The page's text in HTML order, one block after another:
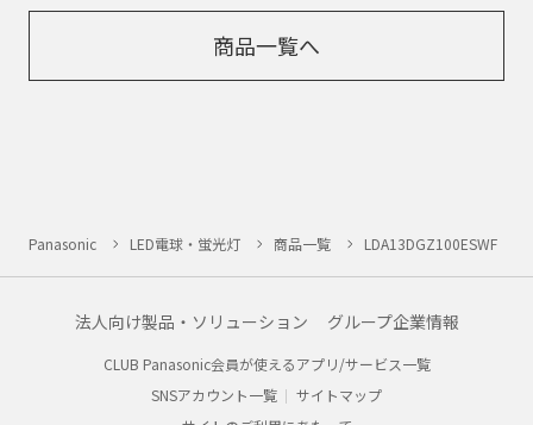
商品一覧へ
Panasonic LED電球・蛍光灯 商品一覧 LDA13DGZ100ESWF
法人向け製品・ソリューション グループ企業情報
CLUB Panasonic会員が使えるアプリ/サービス一覧
SNSアカウント一覧
サイトマップ